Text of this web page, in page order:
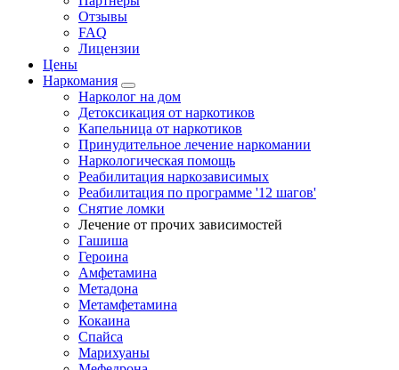
Отзывы
FAQ
Лицензии
Цены
Наркомания
Нарколог на дом
Детоксикация от наркотиков
Капельница от наркотиков
Принудительное лечение наркомании
Наркологическая помощь
Реабилитация наркозависимых
Реабилитация по программе '12 шагов'
Снятие ломки
Лечение от прочих зависимостей
Гашиша
Героина
Амфетамина
Метадона
Метамфетамина
Кокаина
Спайса
Марихуаны